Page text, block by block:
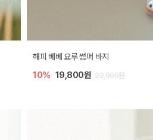
해피 베베 요루 썸머 바지
10% 19,800원 22,000원